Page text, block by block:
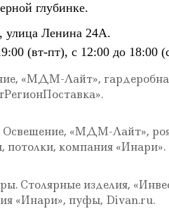
глубинке.
улица Ленина 24А.
(вт-пт), с 12:00 до 18:00
«МДМ-Лайт»,
Освещение, «МДМ-Лайт»,
потолки, компания «Инари».
Столярные изделия,
«Инари», пуфы, Divan.ru.